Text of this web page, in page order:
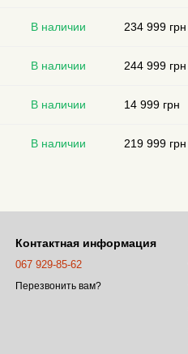
В наличии 234 999 грн
В наличии 244 999 грн
В наличии 14 999 грн
В наличии 219 999 грн
Контактная информация
067 929-85-62
Перезвонить вам?